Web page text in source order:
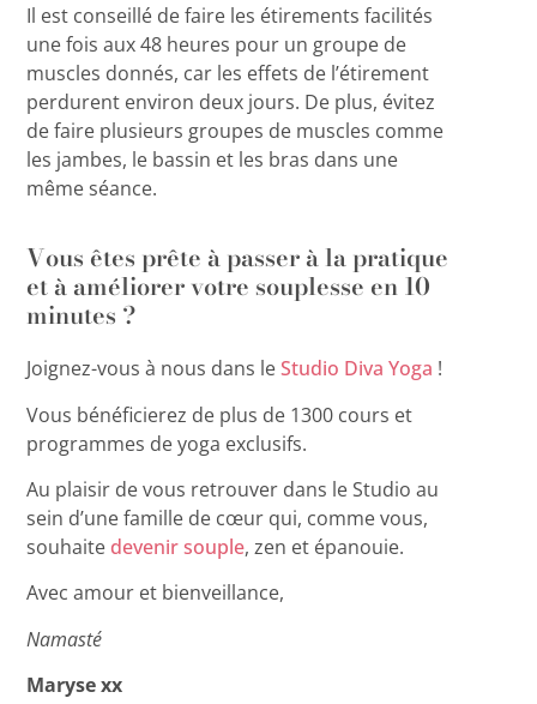
Il est conseillé de faire les étirements facilités
une fois aux 48 heures pour un groupe de
muscles donnés, car les effets de l’étirement
perdurent environ deux jours. De plus, évitez
de faire plusieurs groupes de muscles comme
les jambes, le bassin et les bras dans une
même séance.
Vous êtes prête à passer à la pratique
et à améliorer votre souplesse en 10
minutes ?
Joignez-vous à nous dans leStudio Diva Yoga !
Vous bénéficierez de plus de 1300 cours et
programmes de yoga exclusifs.
Au plaisir de vous retrouver dans le Studio au
sein d’une famille de cœur qui, comme vous,
souhaite devenir souple, zen et épanouie.
Avec amour et bienveillance,
Namasté
Maryse xx